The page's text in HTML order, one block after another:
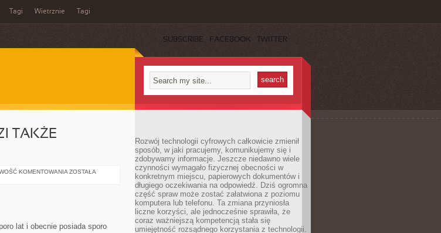
Tagi Wietrznie Tagi
SUBSCRIBE FACEBOOK TWITTER
TAKŻE
KOMENTOWANIA SKLEP
DEICHMANN,PROWADZI
ZOSTAŁA
lat i obecnie posiada sporo
Rozwój technologii cyfrowych całkowicie zmienił
sposób, w jaki pracujemy, komunikujemy się i
zdobywamy informacje. Jeszcze niedawno wiele
czynności wymagało fizycznej obecności w
konkretnym miejscu, papierowych dokumentów i
długiego oczekiwania na odpowiedź. Dziś ogromna
część spraw może zostać załatwiona z poziomu
komputera lub telefonu. Ta zmiana przyniosła
liczne korzyści, ale jednocześnie sprawiła, że
coraz ważniejszą kompetencją stała się
umiejętność rozsądnego korzystania z technologii.